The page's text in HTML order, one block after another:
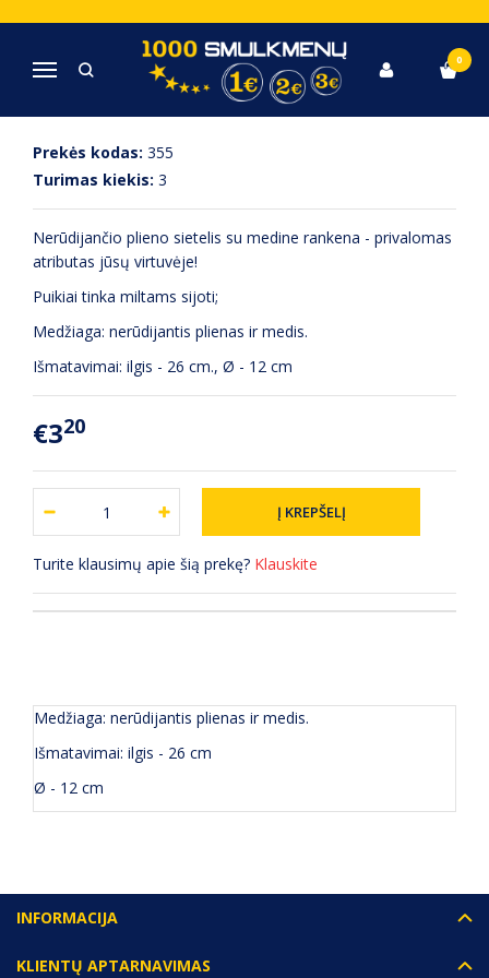
Navigacija
0
Pagrindinis Virtuvė, Indai, Įrankiai Sietelis su medine rankena
SIETELIS SU MEDINE RANKENA
Prekės kodas: 355
Turimas kiekis: 3
Nerūdijančio plieno sietelis su medine rankena - privalomas
atributas jūsų virtuvėje!
Puikiai tinka miltams sijoti;
Medžiaga: nerūdijantis plienas ir medis.
Išmatavimai: ilgis - 26 cm., Ø - 12 cm
€320
Turite klausimų apie šią prekę? Klauskite
Medžiaga: nerūdijantis plienas ir medis.
Išmatavimai: ilgis - 26 cm
Ø - 12 cm
INFORMACIJA
KLIENTŲ APTARNAVIMAS